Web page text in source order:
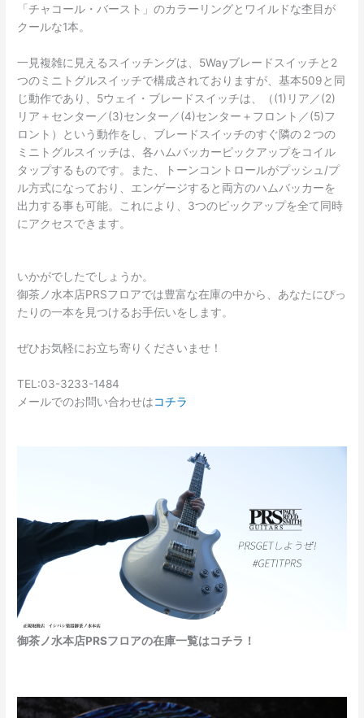
「チャコール・バースト」のカラーリングとワイルドな杢目が
クールな1本。
一見複雑に見えるスイッチングは、5Wayブレードスイッチと2
つのミニトグルスイッチで構成されておりますが、基本509と同
じ動作であり、5ウェイ・ブレードスイッチは、（(1)リア／(2)
リア＋センター／(3)センター／(4)センター＋フロント／(5)フ
ロント）という動作をし、ブレードスイッチのすぐ隣の２つの
ミニトグルスイッチは、各ハムバッカーピックアップをコイル
タップするものです。また、トーンコントロールがプッシュ/プ
ル方式になっており、エンゲージすると両方のハムバッカーを
出力する事も可能。これにより、3つのピックアップを全て同時
にアクセスできます。
いかがでしたでしょうか。
御茶ノ水本店PRSフロアでは豊富な在庫の中から、あなたにぴっ
たりの一本を見つけるお手伝いをします。
ぜひお気軽にお立ち寄りくださいませ！
TEL:03-3233-1484
メールでのお問い合わせはコチラ
御茶ノ水本店PRSフロアの在庫一覧はコチラ！